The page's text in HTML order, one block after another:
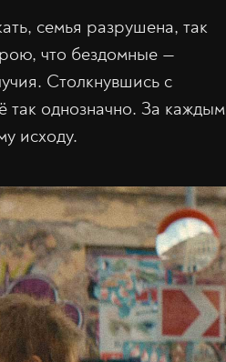
семья разрушена, так
что бездомные —
Столкнувшись с
так однозначно. За каждым
исходу.